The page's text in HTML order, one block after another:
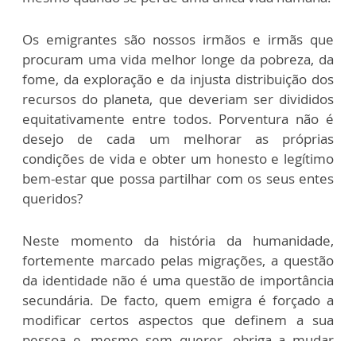
Os emigrantes são nossos irmãos e irmãs que
procuram uma vida melhor longe da pobreza, da
fome, da exploração e da injusta distribuição dos
recursos do planeta, que deveriam ser divididos
equitativamente entre todos. Porventura não é
desejo de cada um melhorar as próprias
condições de vida e obter um honesto e legítimo
bem-estar que possa partilhar com os seus entes
queridos?
Neste momento da história da humanidade,
fortemente marcado pelas migrações, a questão
da identidade não é uma questão de importância
secundária. De facto, quem emigra é forçado a
modificar certos aspectos que definem a sua